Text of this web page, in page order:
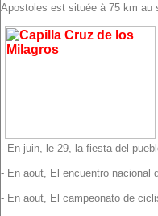
Apostoles est située à 75 km au
- En juin, le 29, la fiesta del
- En aout, El encuentro nacional
- En aout, El campeonato de